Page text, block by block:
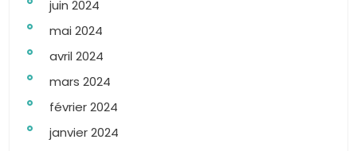
juin 2024
mai 2024
avril 2024
mars 2024
février 2024
janvier 2024